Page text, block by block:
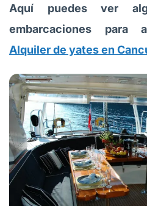
Aquí puedes ver
embarcaciones para
Alquiler de yates en